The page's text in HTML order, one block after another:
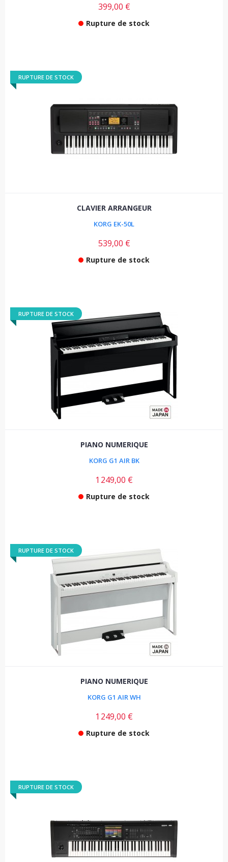
399,00 €
Rupture de stock
RUPTURE DE STOCK
CLAVIER ARRANGEUR
KORG EK-50L
539,00 €
Rupture de stock
RUPTURE DE STOCK
PIANO NUMERIQUE
KORG G1 AIR BK
1 249,00 €
Rupture de stock
RUPTURE DE STOCK
PIANO NUMERIQUE
KORG G1 AIR WH
1 249,00 €
Rupture de stock
RUPTURE DE STOCK